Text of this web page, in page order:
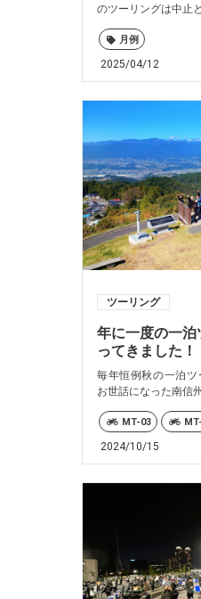
のツーリングは中止
月例
2025/04/12
ツーリング
年に一度の一
ってきました！
毎年恒例秋の一泊
お世話になった南信
MT-03
2024/10/15